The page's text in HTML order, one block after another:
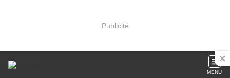
Publicité
MENU